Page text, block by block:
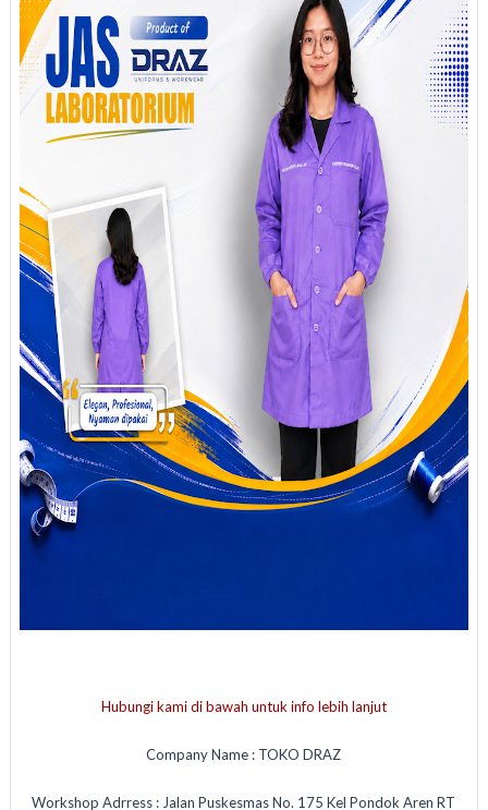
Hubungi kami di bawah untuk info lebih lanjut
Company Name : TOKO DRAZ
Workshop Adrress : Jalan Puskesmas No. 175 Kel Pondok Aren RT